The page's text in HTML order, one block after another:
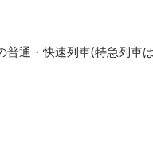
普通・快速列車(特急列車